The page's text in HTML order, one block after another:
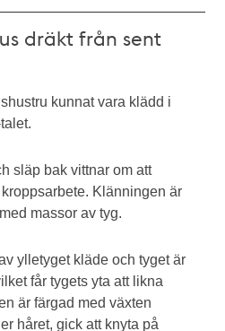
dräkt från sent
kunnat vara klädd i
släp bak vittnar om att
Klänningen är
massor av tyg.
ylletyget kläde och tyget är
får tygets yta att likna
är färgad med växten
håret, gick att knyta på